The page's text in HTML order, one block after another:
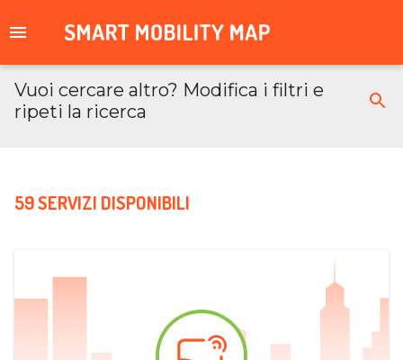
Vuoi cercare altro? Modifica i filtri e
ripeti la ricerca
59 SERVIZI DISPONIBILI